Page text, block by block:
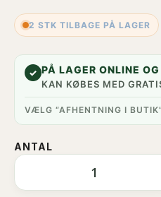
2 STK TILBAGE PÅ LAGER
✓ PÅ LAGER ONLINE
KAN KØBES MED
VÆLG “AFHENTNING I
ANTAL